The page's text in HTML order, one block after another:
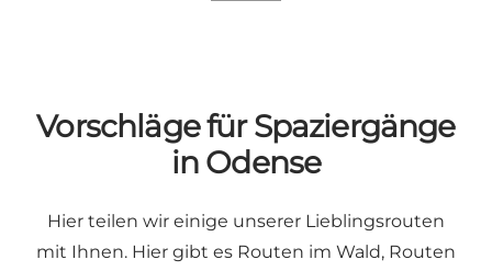
Vorschläge für Spaziergänge
in Odense
Hier teilen wir einige unserer Lieblingsrouten
mit Ihnen. Hier gibt es Routen im Wald, Routen